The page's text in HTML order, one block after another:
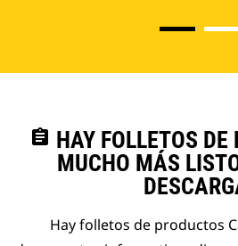
assignment HAY FOLLETOS DE
MUCHO MÁS
Hay folletos de productos